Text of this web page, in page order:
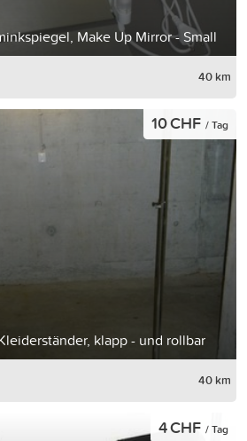
Make Up Mirror - Small
40 km
klapp - und rollbar
10 CHF / Tag
40 km
4 CHF / Tag